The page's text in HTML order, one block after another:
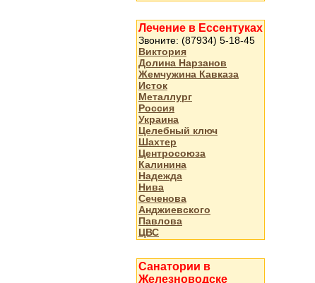
Лечение в Ессентуках
Звоните: (87934) 5-18-45
Виктория
Долина Нарзанов
Жемчужина Кавказа
Исток
Металлург
Россия
Украина
Целебный ключ
Шахтер
Центросоюза
Калинина
Надежда
Нива
Сеченова
Анджиевского
Павлова
ЦВС
Санатории в
Железноводске